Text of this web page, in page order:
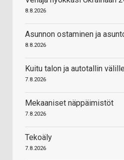
8.8.2026
Asunnon ostaminen ja
8.8.2026
Kuitu talon ja autotallin välille
7.8.2026
Mekaaniset näppäimistöt
7.8.2026
Tekoäly
7.8.2026